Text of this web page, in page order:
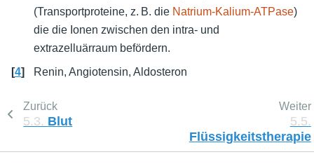
(Transportproteine, z. B. die Natrium-Kalium-ATPase)
die die Ionen zwischen den intra- und
extrazelluärraum befördern.
[4] Renin, Angiotensin, Aldosteron
Zurück
5.3. Blut
Weiter
5.5.
Flüssigkeitstherapie